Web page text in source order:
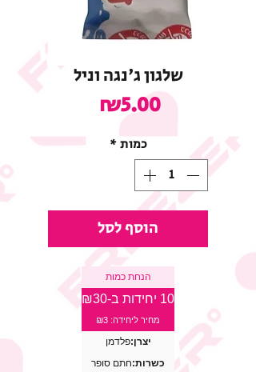
שלגון ג'נגה וניל
₪5.00
כמות *
הוסף לסל
הנחת כמות
10 יחידות ב-₪30
מחיר ליחידה: ₪3
יצרן:פלדמן
כשרות:חתם סופר